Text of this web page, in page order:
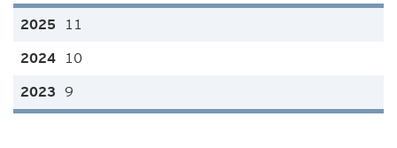
11
10
9